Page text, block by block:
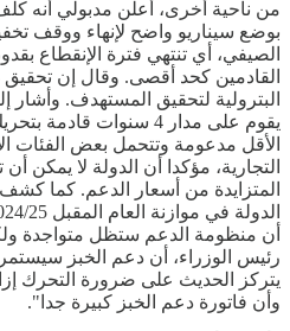
من ناحية أخرى، أعلن مدبولي أنه
بوضع سيناريو واضح لإنهاء ووقف
الصيفي، أي تنتهي فترة الإنقطاع
القادمين كحد أقصى. وقال إن تحقيق
البترولية لتحقيق المستهدف. وأشار
يقوم على مدار 4 سنوات
الأقل مدعومة وتتحمل بعض الفئات
التجارية، مؤكدا أن الدولة لا يمكن أن
المتزايدة من أسعار الدعم. كما كشف
أن منظومة الدعم ستظل متواجدة
رئيس الوزراء، أن دعم الخبز
يتركز الحديث على ضرورة التحرك
وأن فاتورة دعم الخبز كبيرة جدا".